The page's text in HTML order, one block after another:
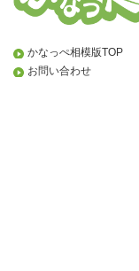
かなっぺ相模版TOP
お問い合わせ